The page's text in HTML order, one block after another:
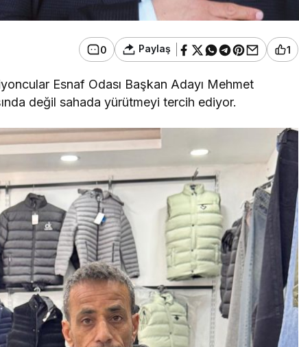
0 Paylaş 1
Esnaf Odası Başkan Adayı Mehmet
değil sahada yürütmeyi tercih ediyor.